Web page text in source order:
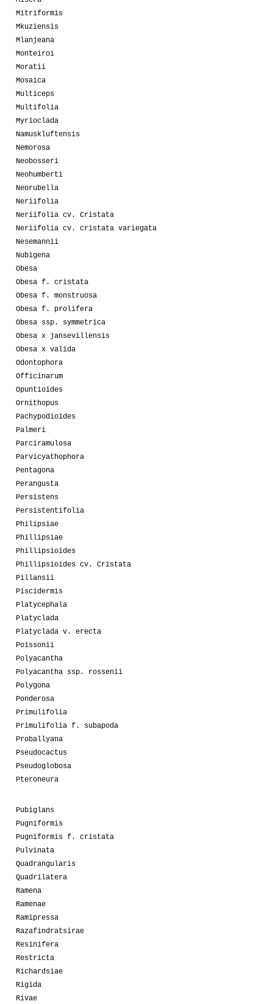
Mitriformis
Mkuziensis
Mlanjeana
Monteiroi
Moratii
Mosaica
Multiceps
Multifolia
Myrioclada
Namuskluftensis
Nemorosa
Neobosseri
Neohumberti
Neorubella
Neriifolia
Neriifolia cv. Cristata
Neriifolia cv. cristata variegata
Nesemannii
Nubigena
Obesa
Obesa f. cristata
Obesa f. monstruosa
Obesa f. prolifera
Obesa ssp. symmetrica
Obesa x jansevillensis
Obesa x valida
Odontophora
Officinarum
Opuntioides
Ornithopus
Pachypodioides
Palmeri
Parciramulosa
Parvicyathophora
Pentagona
Perangusta
Persistens
Persistentifolia
Philipsiae
Phillipsiae
Phillipsioides
Phillipsioides cv. Cristata
Pillansii
Piscidermis
Platycephala
Platyclada
Platyclada v. erecta
Poissonii
Polyacantha
Polyacantha ssp. rossenii
Polygona
Ponderosa
Primulifolia
Primulifolia f. subapoda
Proballyana
Pseudocactus
Pseudoglobosa
Pteroneura
Pubiglans
Pugniformis
Pugniformis f. cristata
Pulvinata
Quadrangularis
Quadrilatera
Ramena
Ramenae
Ramipressa
Razafindratsirae
Resinifera
Restricta
Richardsiae
Rigida
Rivae